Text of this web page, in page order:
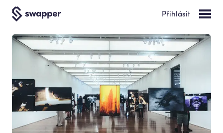
Přihlásit